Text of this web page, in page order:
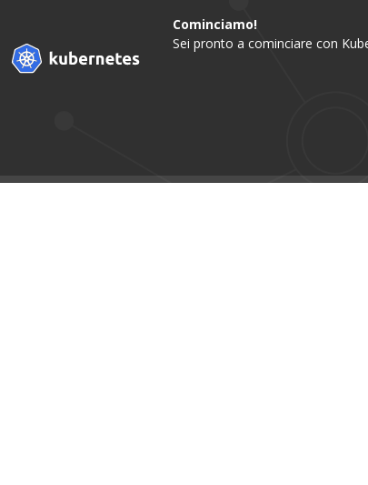
Cominciamo!
Sei pronto a cominciare con